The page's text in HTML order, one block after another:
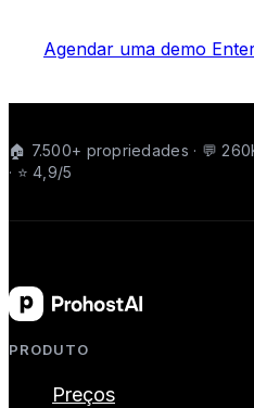
Agendar uma demo
🏠 7.500+ propriedades · 💬
· ⭐ 4,9/5
PRODUTO
Preços